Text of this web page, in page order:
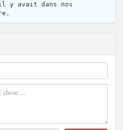
y avait dans nos